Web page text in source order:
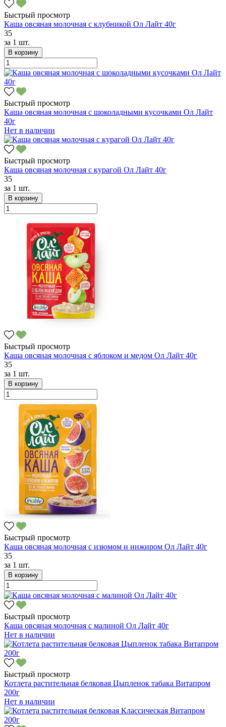
Быстрый просмотр
Каша овсяная молочная с клубникой Ол Лайт 40г
35
за 1 шт.
В корзину
Быстрый просмотр
Каша овсяная молочная с шоколадными кусочками Ол Лайт
40г
Нет в наличии
Быстрый просмотр
Каша овсяная молочная с курагой Ол Лайт 40г
35
за 1 шт.
В корзину
Быстрый просмотр
Каша овсяная молочная с яблоком и медом Ол Лайт 40г
35
за 1 шт.
В корзину
Быстрый просмотр
Каша овсяная молочная с изюмом и инжиром Ол Лайт 40г
35
за 1 шт.
В корзину
Быстрый просмотр
Каша овсяная молочная с малиной Ол Лайт 40г
Нет в наличии
Быстрый просмотр
Котлета растительная белковая Цыпленок табака Витапром
200г
Нет в наличии